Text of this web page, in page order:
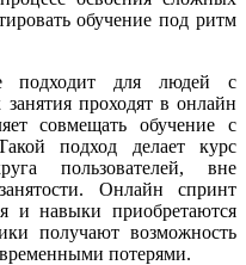
обучение под ритм
подходит для людей с
проходят в онлайн
совмещать обучение с
подход делает курс
пользователей, вне
Онлайн спринт
и навыки приобретаются
получают возможность
потерями.